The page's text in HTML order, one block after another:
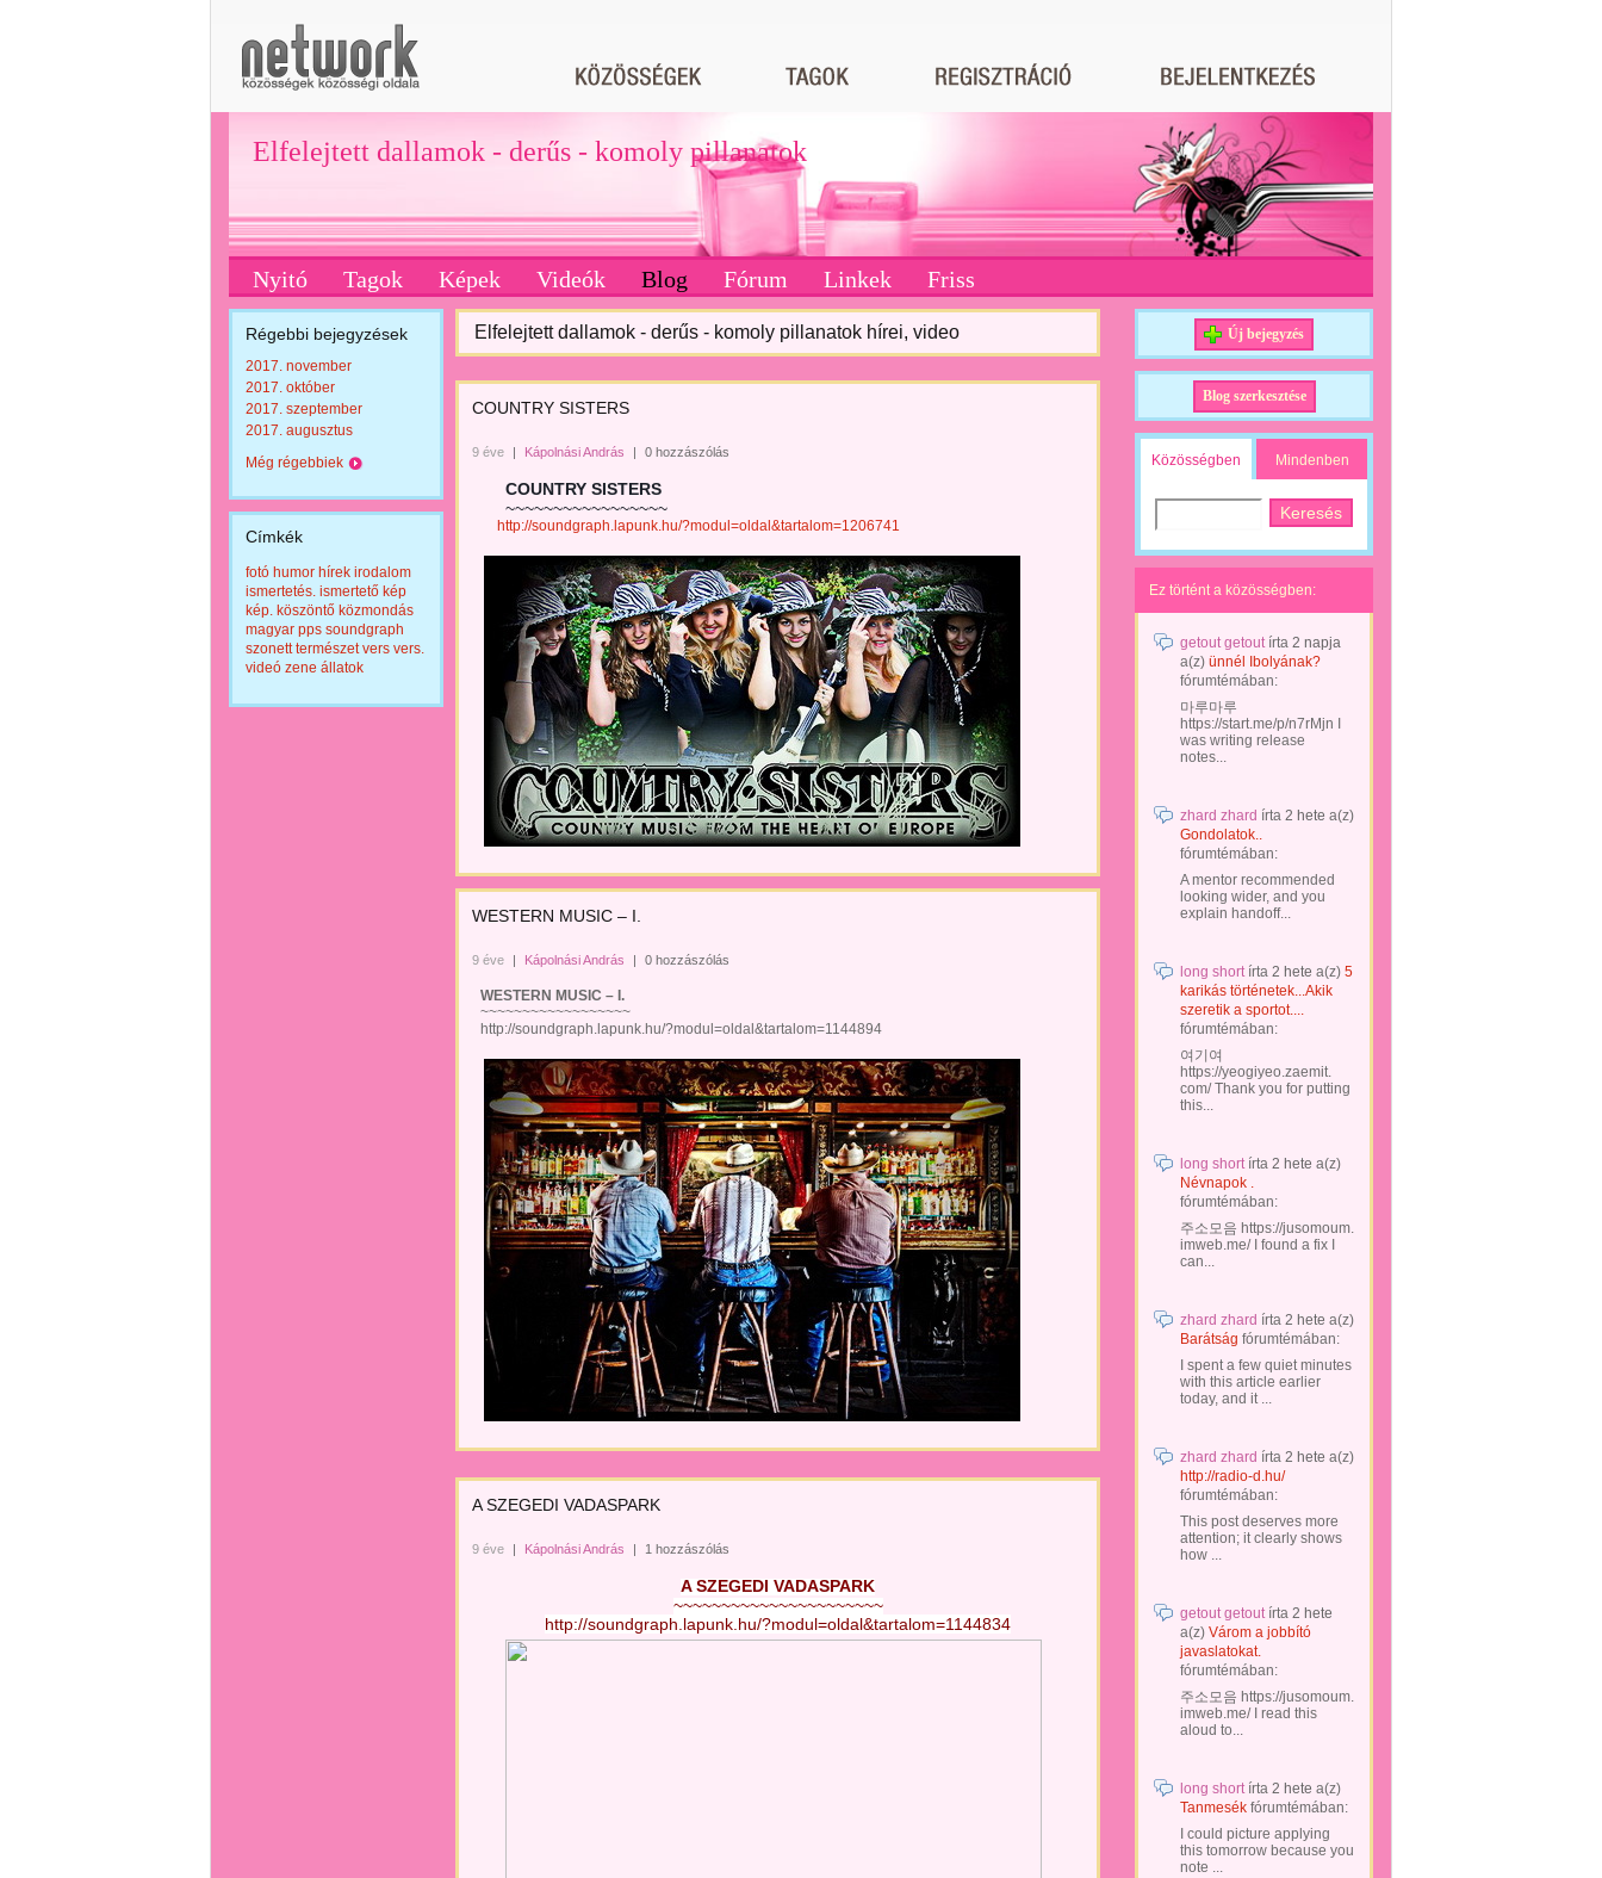
Elfelejtett dallamok - derűs - komoly pillanatok
Nyitó Tagok Képek Videók Blog Fórum Linkek Friss
Régebbi bejegyzések
2017. november
2017. október
2017. szeptember
2017. augusztus
Még régebbiek
Címkék
fotó humor hírek irodalom
ismertetés. ismertető kép
kép. köszöntő közmondás
magyar pps soundgraph
szonett természet vers vers.
videó zene állatok
Elfelejtett dallamok - derűs - komoly pillanatok hírei, video
COUNTRY SISTERS
9 éve | Kápolnási András | 0 hozzászólás
COUNTRY SISTERS
~~~~~~~~~~~~~~~~~
http://soundgraph.lapunk.hu/?modul=oldal&tartalom=1206741
WESTERN MUSIC – I.
9 éve | Kápolnási András | 0 hozzászólás
WESTERN MUSIC – I.
~~~~~~~~~~~~~~~~~~
http://soundgraph.lapunk.hu/?modul=oldal&tartalom=1144894
A SZEGEDI VADASPARK
9 éve | Kápolnási András | 1 hozzászólás
A SZEGEDI VADASPARK
~~~~~~~~~~~~~~~~~~~~~~
http://soundgraph.lapunk.hu/?modul=oldal&tartalom=1144834
Új bejegyzés
Blog szerkesztése
Közösségben Mindenben
Ez történt a közösségben:
getout getoutírta 2 napja
a(z) ünnél Ibolyának?
fórumtémában:
마루마루
https://start.me/p/n7rMjn I
was writing release
notes...
zhard zhard írta 2 hete a(z)
Gondolatok..
fórumtémában:
A mentor recommended
looking wider, and you
explain handoff...
long shortírta 2 hete a(z) 5
karikás történetek...Akik
szeretik a sportot....
fórumtémában:
여기여
https://yeogiyeo.zaemit.
com/ Thank you for putting
this...
long shortírta 2 hete a(z)
Névnapok .
fórumtémában:
주소모음 https://jusomoum.
imweb.me/ I found a fix I
can...
zhard zhard írta 2 hete a(z)
Barátság fórumtémában:
I spent a few quiet minutes
with this article earlier
today, and it ...
zhard zhard írta 2 hete a(z)
http://radio-d.hu/
fórumtémában:
This post deserves more
attention; it clearly shows
how ...
getout getoutírta 2 hete
a(z) Várom a jobbító
javaslatokat.
fórumtémában:
주소모음 https://jusomoum.
imweb.me/ I read this
aloud to...
long shortírta 2 hete a(z)
Tanmesék fórumtémában:
I could picture applying
this tomorrow because you
note ...